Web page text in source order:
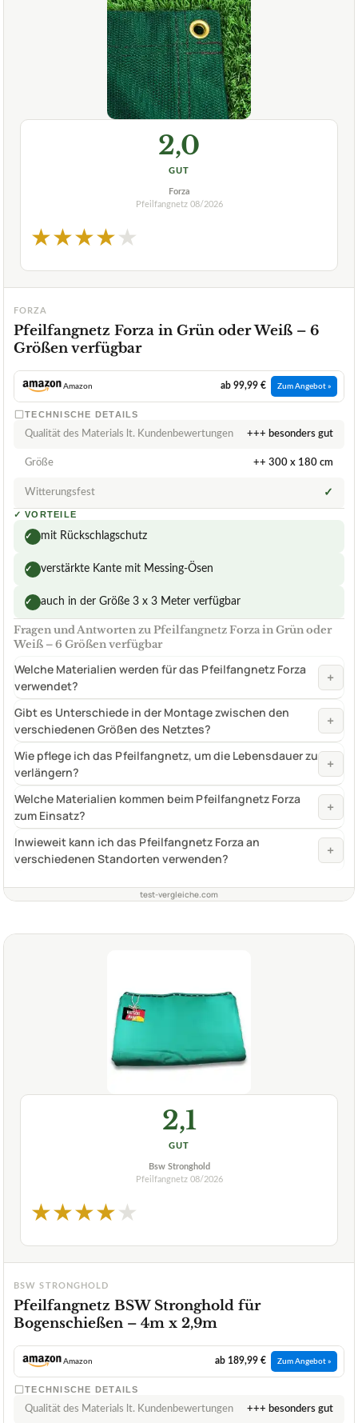
2,0
GUT
Forza
Pfeilfangnetz 08/2026
★★★★★
FORZA
Pfeilfangnetz Forza in Grün oder Weiß – 6
Größen verfügbar
Amazon ab 99,99 € Zum Angebot »
TECHNISCHE DETAILS
Qualität des Materials lt. Kundenbewertungen +++ besonders gut
Größe ++ 300 x 180 cm
Witterungsfest ✓
✓ VORTEILE
✓ mit Rückschlagschutz
✓ verstärkte Kante mit Messing-Ösen
✓ auch in der Größe 3 x 3 Meter verfügbar
Fragen und Antworten zu Pfeilfangnetz Forza in Grün oder
Weiß – 6 Größen verfügbar
Welche Materialien werden für das Pfeilfangnetz Forza
verwendet?
+
Gibt es Unterschiede in der Montage zwischen den
verschiedenen Größen des Netztes?
+
Wie pflege ich das Pfeilfangnetz, um die Lebensdauer zu
verlängern?
+
Welche Materialien kommen beim Pfeilfangnetz Forza
zum Einsatz?
+
Inwieweit kann ich das Pfeilfangnetz Forza an
verschiedenen Standorten verwenden?
+
test-vergleiche.com
2,1
GUT
Bsw Stronghold
Pfeilfangnetz 08/2026
★★★★★
BSW STRONGHOLD
Pfeilfangnetz BSW Stronghold für
Bogenschießen – 4m x 2,9m
Amazon ab 189,99 € Zum Angebot »
TECHNISCHE DETAILS
Qualität des Materials lt. Kundenbewertungen +++ besonders gut